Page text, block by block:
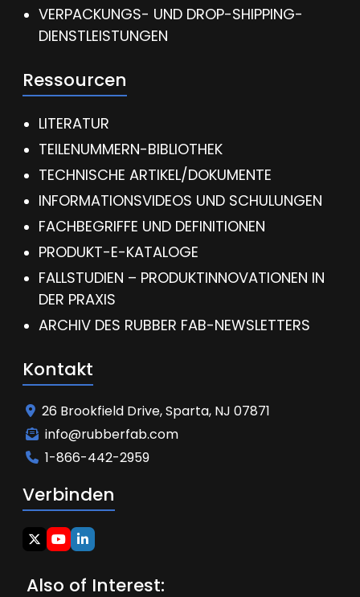
VERPACKUNGS- UND DROP-SHIPPING-
DIENSTLEISTUNGEN
Ressourcen
LITERATUR
TEILENUMMERN-BIBLIOTHEK
TECHNISCHE ARTIKEL/DOKUMENTE
INFORMATIONSVIDEOS UND SCHULUNGEN
FACHBEGRIFFE UND DEFINITIONEN
PRODUKT-E-KATALOGE
FALLSTUDIEN – PRODUKTINNOVATIONEN IN
DER PRAXIS
ARCHIV DES RUBBER FAB-NEWSLETTERS
Kontakt
26 Brookfield Drive, Sparta, NJ 07871
info@rubberfab.com
1-866-442-2959
Verbinden
Also of Interest: